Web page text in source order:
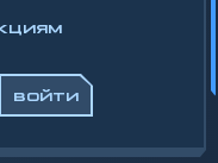
ВОЙТИ